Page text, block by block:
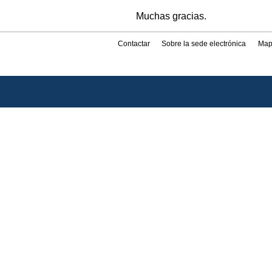
Muchas gracias.
Contactar Sobre la sede electrónica